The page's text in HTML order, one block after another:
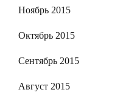
Ноябрь 2015
Октябрь 2015
Сентябрь 2015
Август 2015